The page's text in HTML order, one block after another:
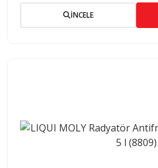
İNCELE